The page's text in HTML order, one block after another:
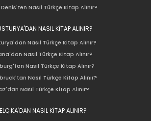
Nasıl Türkçe Kitap Alınır?
NASIL KİTAP ALINIR?
Nasıl Türkçe Kitap Alınır?
Nasıl Türkçe Kitap Alınır?
Nasıl Türkçe Kitap Alınır?
Nasıl Türkçe Kitap Alınır?
Nasıl Türkçe Kitap Alınır?
NASIL KİTAP ALINIR?